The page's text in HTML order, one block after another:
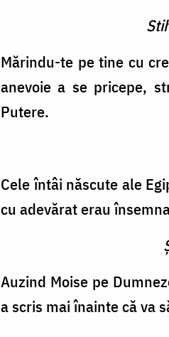
Mărindu-te pe tine cu
anevoie a se pricepe,
Putere.
Cele întâi născute ale
cu adevărat erau
Auzind Moise pe
a scris mai înainte că va